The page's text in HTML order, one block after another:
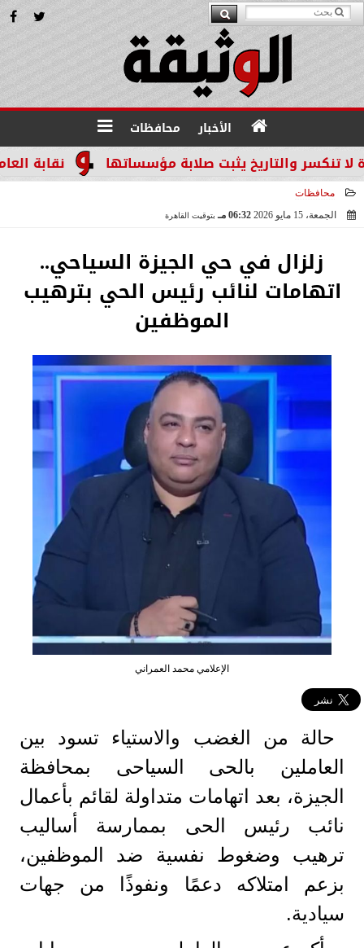
الأخبار محافظات
نقابة والتاريخ يثبت صلابة مؤسساتها
محافظات
الجمعة، 15 مايو 2026
06:32 مـ بتوقيت القاهرة
زلزال في حي الجيزة السياحي..
اتهامات لنائب رئيس الحي بترهيب
الموظفين
الإعلامي محمد العمراني
حالة من الغضب والاستياء تسود بين
العاملين بالحى السياحى بمحافظة
الجيزة، بعد اتهامات متداولة لقائم بأعمال
نائب رئيس الحى بممارسة أساليب
ترهيب وضغوط نفسية ضد الموظفين،
بزعم امتلاكه دعمًا ونفوذًا من جهات
سيادية.